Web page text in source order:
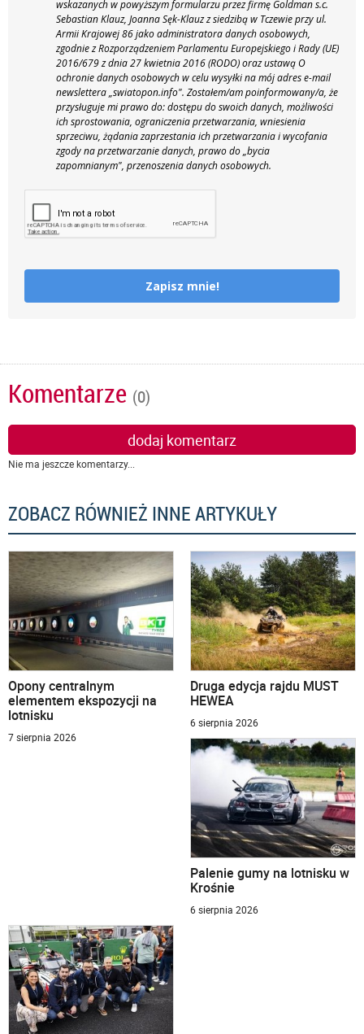
wskazanych w powyższym formularzu przez firmę Goldman s.c.
Sebastian Klauz, Joanna Sęk-Klauz z siedzibą w Tczewie przy ul.
Armii Krajowej 86 jako administratora danych osobowych,
zgodnie z Rozporządzeniem Parlamentu Europejskiego i Rady (UE)
2016/679 z dnia 27 kwietnia 2016 (RODO) oraz ustawą O
ochronie danych osobowych w celu wysyłki na mój adres e-mail
newslettera „swiatopon.info". Zostałem/am poinformowany/a, że
przysługuje mi prawo do: dostępu do swoich danych, możliwości
ich sprostowania, ograniczenia przetwarzania, wniesienia
sprzeciwu, żądania zaprzestania ich przetwarzania i wycofania
zgody na przetwarzanie danych, prawo do „bycia
zapomnianym", przenoszenia danych osobowych.
Zapisz mnie!
Komentarze (0)
dodaj komentarz
Nie ma jeszcze komentarzy...
ZOBACZ RÓWNIEŻ INNE ARTYKUŁY
Opony centralnym
elementem ekspozycji na
lotnisku
7 sierpnia 2026
Druga edycja rajdu MUST
HEWEA
6 sierpnia 2026
Palenie gumy na lotnisku w
Krośnie
6 sierpnia 2026